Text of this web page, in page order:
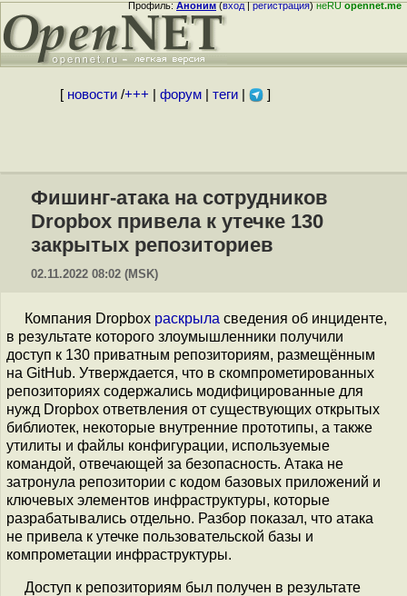
Профиль:Аноним(вход|регистрация)неRUopennet.me
[ новости/+++ форум| теги| ]
Фишинг-атака на сотрудников
Dropbox привела к утечке 130
закрытых репозиториев
02.11.2022 08:02 (MSK)
Компания Dropbox раскрыла сведения об инциденте,
в результате которого злоумышленники получили
доступ к 130 приватным репозиториям, размещённым
на GitHub. Утверждается, что в скомпрометированных
репозиториях содержались модифицированные для
нужд Dropbox ответвления от существующих открытых
библиотек, некоторые внутренние прототипы, а также
утилиты и файлы конфигурации, используемые
командой, отвечающей за безопасность. Атака не
затронула репозитории с кодом базовых приложений и
ключевых элементов инфраструктуры, которые
разрабатывались отдельно. Разбор показал, что атака
не привела к утечке пользовательской базы и
компрометации инфраструктуры.
Доступ к репозиториям был получен в результате